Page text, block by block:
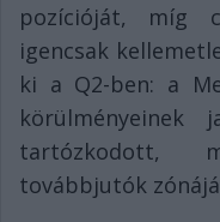
pozícióját, míg
igencsak
ki a Q2-ben: a
körülményeinek
tartózkodott,
továbbjutók